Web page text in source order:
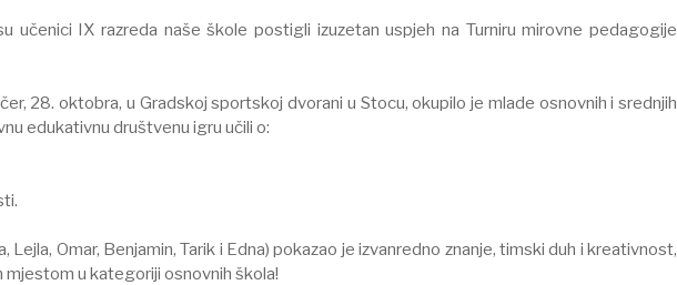
učenici IX razreda naše škole postigli izuzetan uspjeh na Turniru mirovne pedagogije
28. oktobra, u Gradskoj sportskoj dvorani u Stocu, okupilo je mlade osnovnih i srednjih
edukativnu društvenu igru učili o:
Lejla, Omar, Benjamin, Tarik i Edna) pokazao je izvanredno znanje, timski duh i kreativnost,
u kategoriji osnovnih škola!